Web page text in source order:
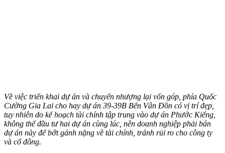
Về việc triển khai dự án và chuyển nhượng lại vốn góp, phía Quốc
Cường Gia Lai cho hay dự án 39-39B Bến Vân Đồn có vị trí đẹp,
tuy nhiên do kế hoạch tài chính tập trung vào dự án Phước Kiểng,
không thể đầu tư hai dự án cùng lúc, nên doanh nghiệp phải bán
dự án này để bớt gánh nặng về tài chính, tránh rủi ro cho công ty
và cổ đông.